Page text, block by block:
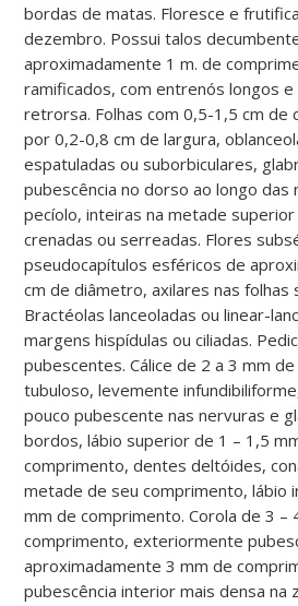
bordas de matas. Floresce e
dezembro. Possui talos
aproximadamente 1 m. de
ramificados, com entrenós longos e
retrorsa. Folhas com 0,5-1,5 cm de
por 0,2-0,8 cm de largura,
espatuladas ou suborbiculares,
pubescência no dorso ao longo das
pecíolo, inteiras na metade
crenadas ou serreadas. Flores
pseudocapítulos esféricos de
cm de diâmetro, axilares nas folhas
Bractéolas lanceoladas ou linear-
margens hispídulas ou ciliadas.
pubescentes. Cálice de 2 a 3 mm
tubuloso, levemente
pouco pubescente nas nervuras e
bordos, lábio superior de 1 – 1,5
comprimento, dentes deltóides,
metade de seu comprimento, lábio
mm de comprimento. Corola de 3 –
comprimento, exteriormente
aproximadamente 3 mm de
pubescência interior mais densa na